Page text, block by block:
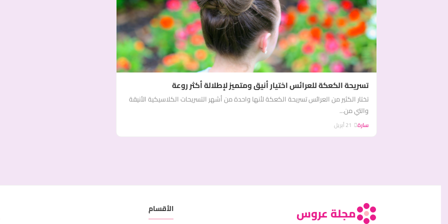
تسريحة الكعكة للعرائس اختيار أنيق ومتميز لإطلالة أكثر روعة
تختار الكثير من العرائس تسريحة الكعكة لأنها واحدة من أشهر التسريحات الكلاسيكية الأنيقة
والتي من...
سارة
مجلة عروس الأقسام